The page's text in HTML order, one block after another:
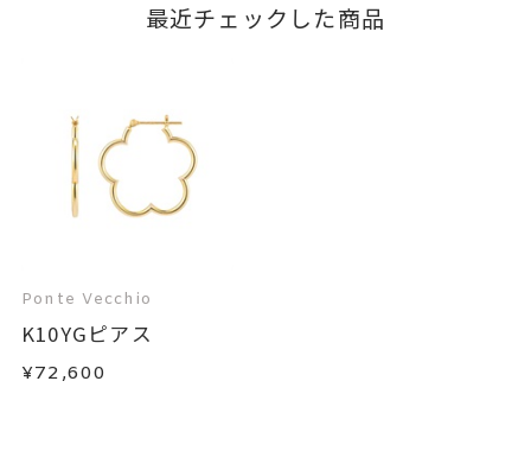
最近チェックした商品
Ponte Vecchio
K10YGピアス
¥72,600